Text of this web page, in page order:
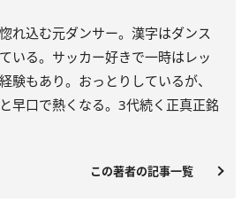
れ込む元ダンサー。漢字はダンス
いる。サッカー好きで一時はレッ
験もあり。おっとりしているが、
早口で熱くなる。3代続く正真正銘
この著者の記事一覧